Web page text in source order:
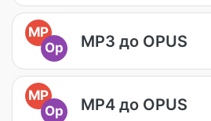
MP
Op
MP3 до OPUS
MP
Op
MP4 до OPUS